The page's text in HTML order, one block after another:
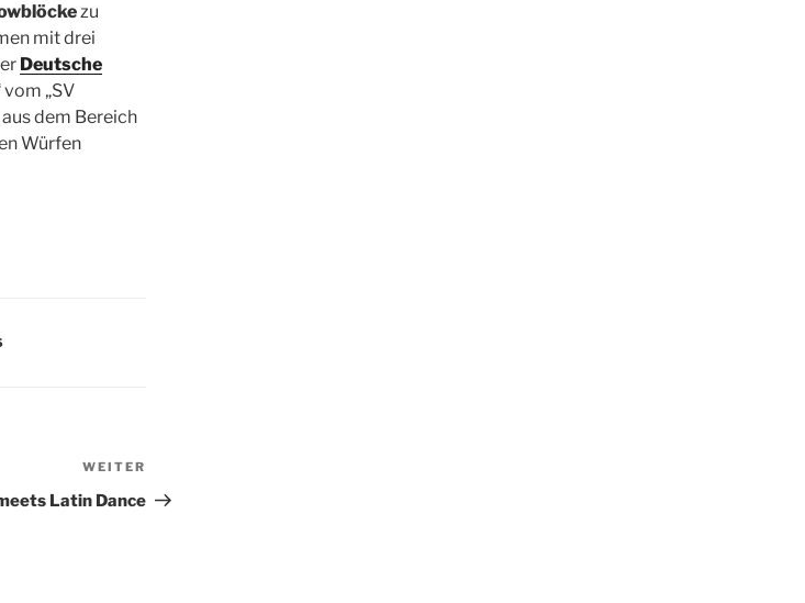
zu
mit drei
Deutsche
vom „SV
dem Bereich
Würfen
Beitrag
WEITER
Latin Dance